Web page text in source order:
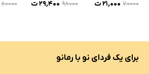
۷۰۰۰۰ ۲۱,۰۰۰ ت ۹۸۰۰۰ ۲۹,۴۰۰ ت ۸۰۰۰۰
برای یک فردای نو با رمانو